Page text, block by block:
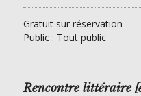
Gratuit sur réservation
Public : Tout public
Rencontre littéraire